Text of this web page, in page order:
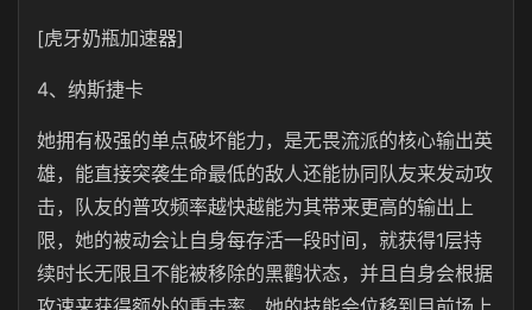
[虎牙奶瓶加速器]
4、纳斯捷卡
她拥有极强的单点破坏能力，是无畏流派的核心输出英
雄，能直接突袭生命最低的敌人还能协同队友来发动攻
击，队友的普攻频率越快越能为其带来更高的输出上
限，她的被动会让自身每存活一段时间，就获得1层持
续时长无限且不能被移除的黑鹳状态，并且自身会根据